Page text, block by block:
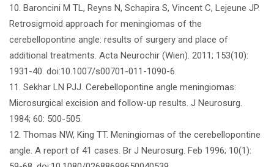
10. Baroncini M TL, Reyns N, Schapira S, Vincent C, Lejeune JP.
Retrosigmoid approach for meningiomas of the
cerebellopontine angle: results of surgery and place of
additional treatments. Acta Neurochir (Wien). 2011; 153(10):
1931-40. doi:10.1007/s00701-011-1090-6.
11. Sekhar LN PJJ. Cerebellopontine angle meningiomas:
Microsurgical excision and follow-up results. J Neurosurg.
1984; 60: 500-505.
12. Thomas NW, King TT. Meningiomas of the cerebellopontine
angle. A report of 41 cases. Br J Neurosurg. Feb 1996; 10(1):